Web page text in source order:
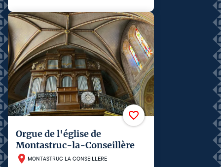
Orgue de l'église de
Montastruc-la-Conseillère
MONTASTRUC LA CONSEILLERE